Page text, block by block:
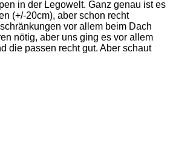
in der Legowelt. Ganz genau ist es
(+/-20cm), aber schon recht
vor allem beim Dach
nötig, aber uns ging es vor allem
die passen recht gut. Aber schaut